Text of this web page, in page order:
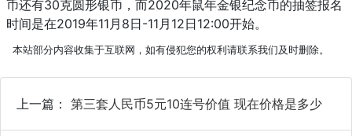
币还有30克圆形银币，而2020年鼠年金银纪念币的抽签报名
时间是在2019年11月8日-11月12日12:00开始。
本站部分内容收集于互联网，如有侵犯您的权利请联系我们及时删除。
上一篇： 第三套人民币5元10连号价值 现在价格是多少